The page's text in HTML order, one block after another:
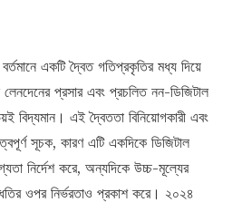
বর্তমানে একটি দ্বৈত গতিপ্রকৃতির মধ্য দিয়ে
প্রসার এবং প্রচলিত নন-ডিজিটাল
এই দ্বৈততা বিনিয়োগকারী এবং
সূচক, কারণ এটি একদিকে ডিজিটাল
নির্দেশ করে, অন্যদিকে উচ্চ-মূল্যের
ওপর নির্ভরতাও প্রকাশ করে। ২০২৪